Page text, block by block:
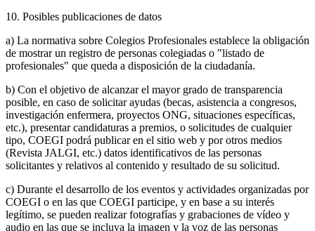
10. Posibles publicaciones de datos
a) La normativa sobre Colegios Profesionales establece la obligación
de mostrar un registro de personas colegiadas o "listado de
profesionales" que queda a disposición de la ciudadanía.
b) Con el objetivo de alcanzar el mayor grado de transparencia
posible, en caso de solicitar ayudas (becas, asistencia a congresos,
investigación enfermera, proyectos ONG, situaciones específicas,
etc.), presentar candidaturas a premios, o solicitudes de cualquier
tipo, COEGI podrá publicar en el sitio web y por otros medios
(Revista JALGI, etc.) datos identificativos de las personas
solicitantes y relativos al contenido y resultado de su solicitud.
c) Durante el desarrollo de los eventos y actividades organizadas por
COEGI o en las que COEGI participe, y en base a su interés
legítimo, se pueden realizar fotografías y grabaciones de vídeo y
audio en las que se incluya la imagen y la voz de las personas